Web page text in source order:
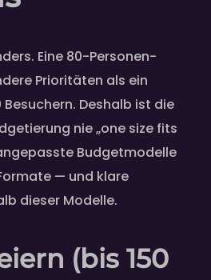
Eine 80-Personen-
Prioritäten als ein
Besuchern. Deshalb ist die
nie „one size fits
Budgetmodelle
— und klare
dieser Modelle.
(bis 150